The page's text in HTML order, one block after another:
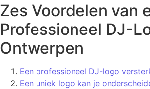
Zes Voordelen van
Professioneel DJ-
Ontwerpen
Een professioneel DJ-logo
Een uniek logo kan je